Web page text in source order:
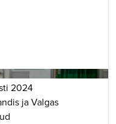
2024
ja Valgas